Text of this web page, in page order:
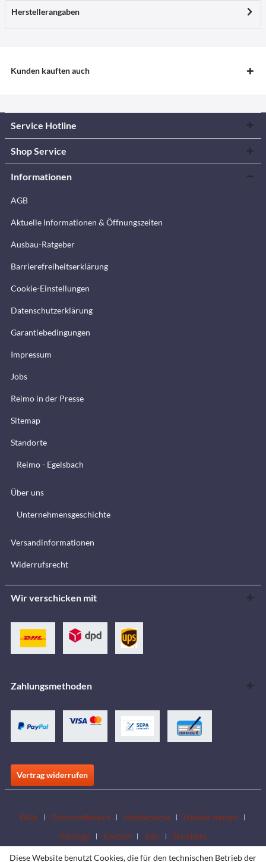
Herstellerangaben
Kunden kauften auch
Service Hotline
Shop Service
Informationen
AGB
Aktuelle Informationen & Öffnungszeiten
Ausbau-Ratgeber
Barrierefreiheitserklärung
Cookie-Einstellungen
Datenschutzerklärung
Garantiebedingungen
Impressum
Jobs
Reimo in der Presse
Sitemap
Standorte
Reimo - Egelsbach
Über uns
Unternehmensgeschichte
Versandinformationen
Widerrufsrecht
Wir verschicken mit
Zahlungsmethoden
Vertrag widerrufen
FAQs Downloadbereich Händlersuche
Händler werden
Kataloge
Kontakt Jobs Standorte
Diese Website benutzt Cookies, die für den technischen Betrieb der